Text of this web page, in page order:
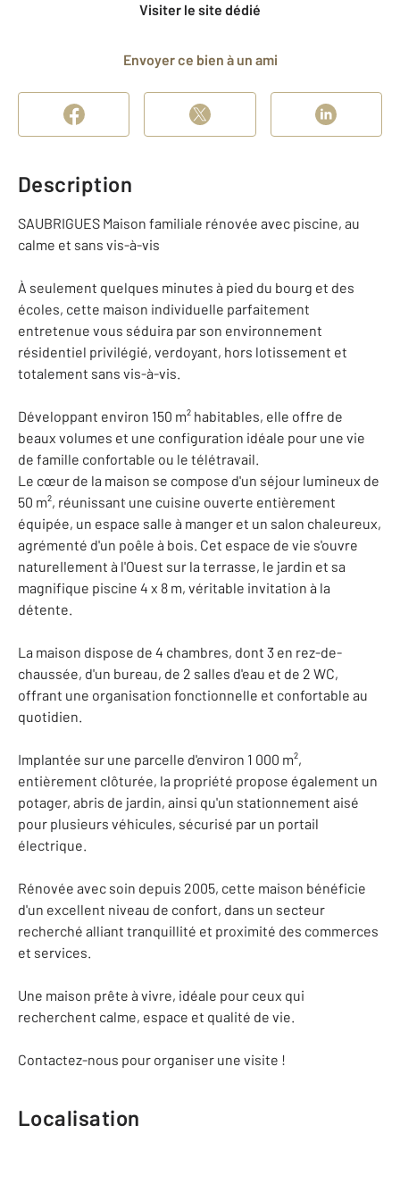
Visiter le site dédié
Envoyer ce bien à un ami
Description
SAUBRIGUES Maison familiale rénovée avec piscine, au
calme et sans vis-à-vis
À seulement quelques minutes à pied du bourg et des
écoles, cette maison individuelle parfaitement
entretenue vous séduira par son environnement
résidentiel privilégié, verdoyant, hors lotissement et
totalement sans vis-à-vis.
Développant environ 150 m² habitables, elle offre de
beaux volumes et une configuration idéale pour une vie
de famille confortable ou le télétravail.
Le cœur de la maison se compose d'un séjour lumineux de
50 m², réunissant une cuisine ouverte entièrement
équipée, un espace salle à manger et un salon chaleureux,
agrémenté d'un poêle à bois. Cet espace de vie s'ouvre
naturellement à l'Ouest sur la terrasse, le jardin et sa
magnifique piscine 4 x 8 m, véritable invitation à la
détente.
La maison dispose de 4 chambres, dont 3 en rez-de-
chaussée, d'un bureau, de 2 salles d'eau et de 2 WC,
offrant une organisation fonctionnelle et confortable au
quotidien.
Implantée sur une parcelle d'environ 1 000 m²,
entièrement clôturée, la propriété propose également un
potager, abris de jardin, ainsi qu'un stationnement aisé
pour plusieurs véhicules, sécurisé par un portail
électrique.
Rénovée avec soin depuis 2005, cette maison bénéficie
d'un excellent niveau de confort, dans un secteur
recherché alliant tranquillité et proximité des commerces
et services.
Une maison prête à vivre, idéale pour ceux qui
recherchent calme, espace et qualité de vie.
Contactez-nous pour organiser une visite !
Localisation